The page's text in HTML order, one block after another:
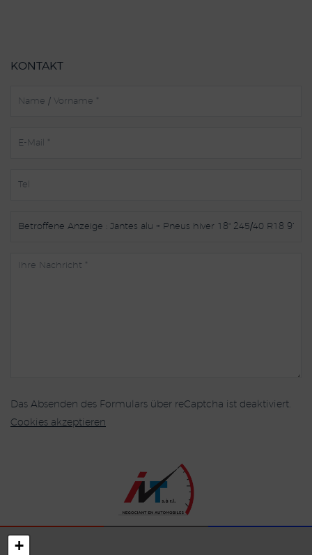
KONTAKT
Das Absenden des Formulars über reCaptcha ist deaktiviert.
Cookies akzeptieren
+